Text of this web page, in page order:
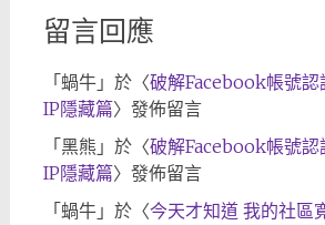
留言回應
「 蝸牛」於〈破解Facebook帳號
IP隱藏篇〉發佈留言
「 黑熊 」於〈破解Facebook帳號
IP隱藏篇〉發佈留言
「 蝸牛」於〈今天才知道 我的社區